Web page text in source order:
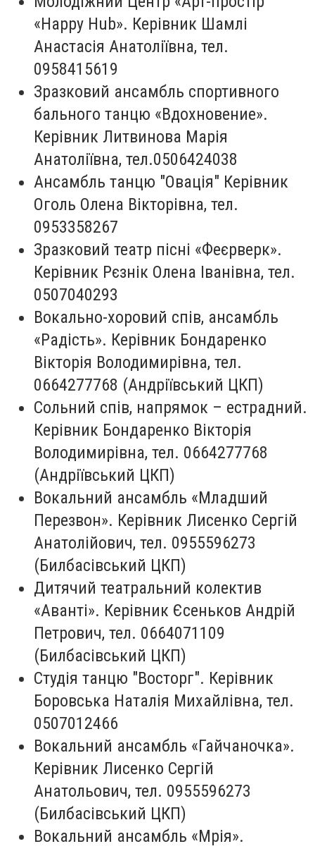
«Happy Hub». Керівник Шамлі
Анастасія Анатоліївна, тел.
0958415619
Зразковий ансамбль спортивного
бального танцю «Вдохновение».
Керівник Литвинова Марія
Анатоліївна, тел.0506424038
Ансамбль танцю "Овація" Керівник
Оголь Олена Вікторівна, тел.
0953358267
Зразковий театр пісні «Феєрверк».
Керівник Рєзнік Олена Іванівна, тел.
0507040293
Вокально-хоровий спів, ансамбль
«Радість». Керівник Бондаренко
Вікторія Володимирівна, тел.
0664277768 (Андріївський ЦКП)
Сольний спів, напрямок – естрадний.
Керівник Бондаренко Вікторія
Володимирівна, тел. 0664277768
(Андріївський ЦКП)
Вокальний ансамбль «Младший
Перезвон». Керівник Лисенко Сергій
Анатолійович, тел. 0955596273
(Билбасівський ЦКП)
Дитячий театральний колектив
«Аванті». Керівник Єсеньков Андрій
Петрович, тел. 0664071109
(Билбасівський ЦКП)
Студія танцю "Восторг". Керівник
Боровська Наталія Михайлівна, тел.
0507012466
Вокальний ансамбль «Гайчаночка».
Керівник Лисенко Сергій
Анатольович, тел. 0955596273
(Билбасівський ЦКП)
Вокальний ансамбль «Мрія».